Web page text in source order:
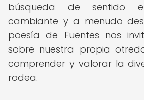
búsqueda de sentido
cambiante y a menudo
poesía de Fuentes nos
sobre nuestra propia
comprender y valorar la
rodea.